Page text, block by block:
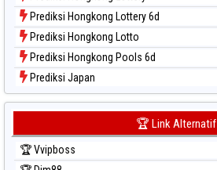
Prediksi Hongkong Lottery 6d
Prediksi Hongkong Lotto
Prediksi Hongkong Pools 6d
Prediksi Japan
Prediksi Japan 6d
Prediksi Kuda Lari
Prediksi Magnum Cambodia
🏆 Link Alternatif
🏆 Vvipboss